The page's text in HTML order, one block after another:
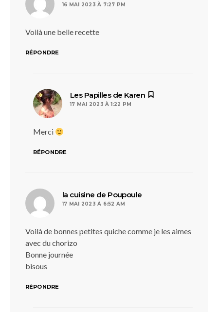
16 MAI 2023 À 7:27 PM
Voilà une belle recette
RÉPONDRE
Les Papilles de Karen
17 MAI 2023 À 1:22 PM
Merci
RÉPONDRE
la cuisine de Poupoule
17 MAI 2023 À 6:52 AM
Voilà de bonnes petites quiche comme je les aimes
avec du chorizo
Bonne journée
bisous
RÉPONDRE